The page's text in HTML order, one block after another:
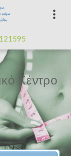
καλή
Κέντρο
καλή
Κέντρο